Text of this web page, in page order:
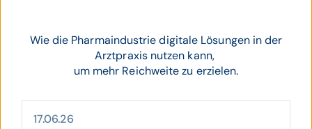
Wie die Pharmaindustrie digitale Lösungen in der
Arztpraxis nutzen kann,
um mehr Reichweite zu erzielen.
17.06.26